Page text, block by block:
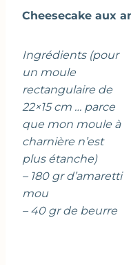
Cheesecake aux
Ingrédients (pour
un moule
rectangulaire de
22×15 cm … parce
que mon moule à
charnière n’est
plus étanche)
– 180 gr d’amaretti
mou
– 40 gr de beurre